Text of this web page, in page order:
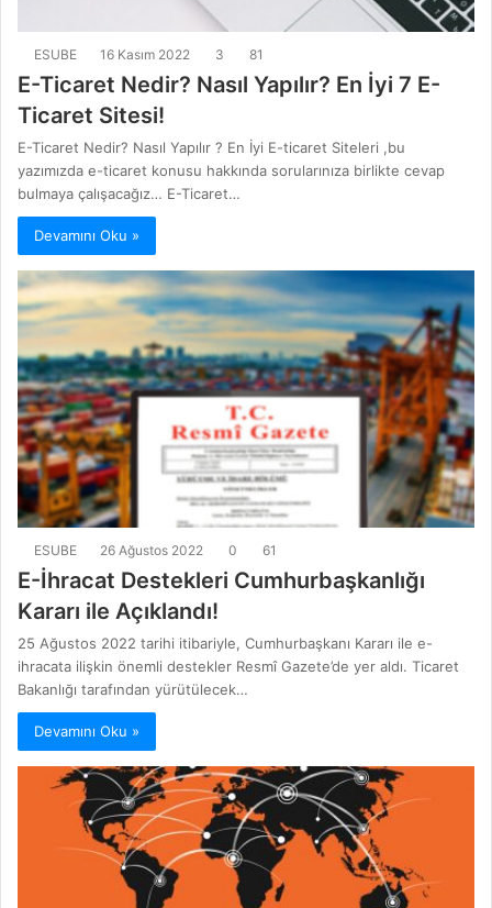
ESUBE 16 Kasım 2022 3 81
E-Ticaret Nedir? Nasıl Yapılır? En İyi 7 E-
Ticaret Sitesi!
E-Ticaret Nedir? Nasıl Yapılır ? En İyi E-ticaret Siteleri ,bu
yazımızda e-ticaret konusu hakkında sorularınıza birlikte cevap
bulmaya çalışacağız… E-Ticaret…
Devamını Oku »
ESUBE 26 Ağustos 2022 0 61
E-İhracat Destekleri Cumhurbaşkanlığı
Kararı ile Açıklandı!
25 Ağustos 2022 tarihi itibariyle, Cumhurbaşkanı Kararı ile e-
ihracata ilişkin önemli destekler Resmî Gazete’de yer aldı. Ticaret
Bakanlığı tarafından yürütülecek…
Devamını Oku »